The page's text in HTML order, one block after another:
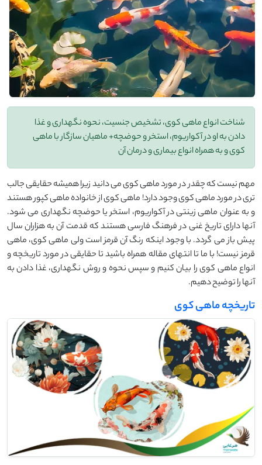
شناخت انواع ماهی کوی، تشخیص جنسیت، نحوه نگهداری و غذا
دادن به او در آکواریوم، استخر و حوضچه+ ماهیان سازگار با ماهی
کوی و به همراه انواع بیماری و درمان آن
مهم نیست که چقدر در مورد ماهی کوی می دانید زیرا همیشه حقایقی جالب
تری در مورد ماهی کوی وجود دارد! ماهی کوی از خانواده ماهی کپور هستند
و به عنوان ماهی زینتی در آکواریوم، استخر یا حوضچه نگهداری می شود.
آنها دارای تاریخ غنی در فرهنگ فارسی هستند که قدمت آن به هزاران سال
پیش باز می گردد. با وجود اینکه رنگ آن قرمز است ولی ماهی کوی، ماهی
قرمز نیست! با ما تا انتهای مقاله همراه باشید تا حقایقی در مورد تاریخچه و
انواع ماهی کوی را بیان کنیم و سپس نحوه و روش نگهداری، غذا دادن به
آنها را توضیح دهیم.
تاریخچه ماهی کوی